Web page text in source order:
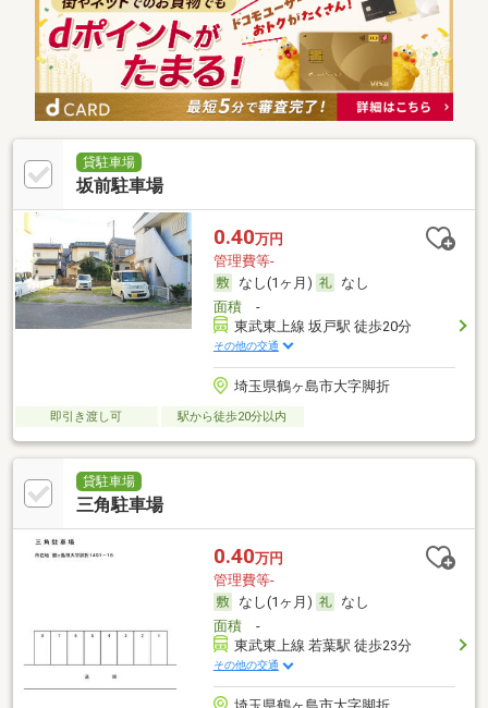
貸駐車場
坂前駐車場
0.40万円
管理費等-
なし(1ヶ月)
なし
面積-
東武東上線 坂戸駅 徒歩20分
その他の交通
埼玉県鶴ヶ島市大字脚折
即引き渡し可 駅から徒歩20分以内
貸駐車場
三角駐車場
0.40万円
管理費等-
なし(1ヶ月)
なし
面積-
東武東上線 若葉駅 徒歩23分
その他の交通